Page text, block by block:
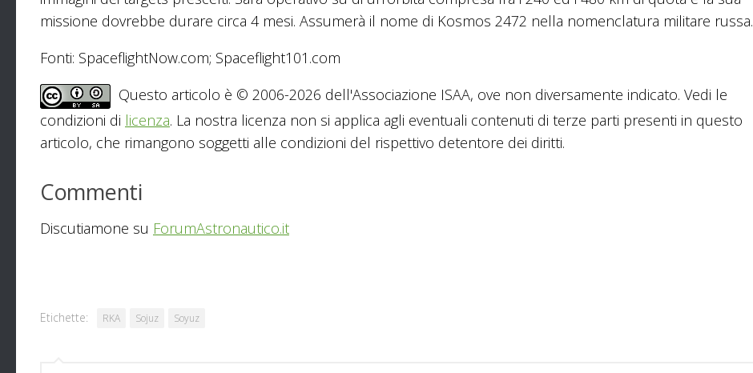
missione dovrebbe durare circa 4 mesi. Assumerà il nome di Kosmos 2472 nella nomenclatura militare russa.
Fonti: SpaceflightNow.com; Spaceflight101.com
Questo articolo è © 2006-2026 dell'Associazione ISAA, ove non diversamente indicato. Vedi le
condizioni di licenza. La nostra licenza non si applica agli eventuali contenuti di terze parti presenti in questo
articolo, che rimangono soggetti alle condizioni del rispettivo detentore dei diritti.
Commenti
Discutiamone su ForumAstronautico.it
Etichette: RKA Sojuz Soyuz